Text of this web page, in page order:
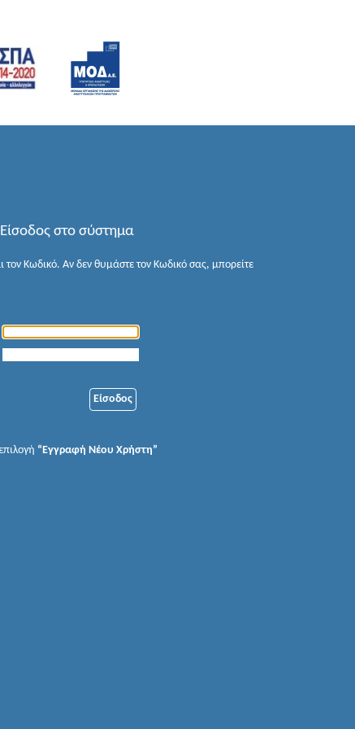
Είσοδος στο σύστημα
Κωδικό. Αν δεν θυμάστε τον Κωδικό σας, μπορείτε
“Εγγραφή Νέου Χρήστη”